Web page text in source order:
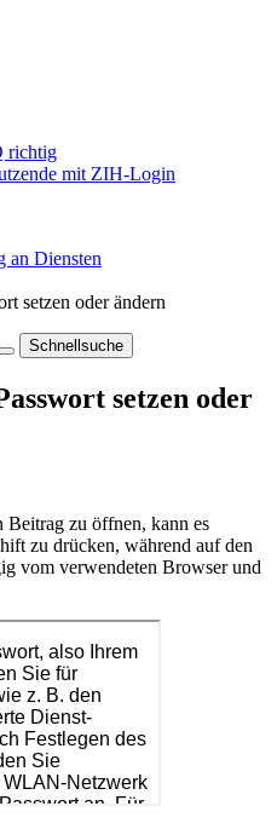
richtig
mit ZIH-Login
an Diensten
setzen oder ändern
Schnellsuche
setzen oder
zu öffnen, kann es
zu drücken, während auf den
vom verwendeten Browser und